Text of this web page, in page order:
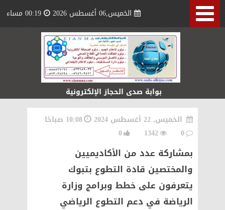
الخميس,06 أغسطس 2026 00:19 مساء
بوابة صدى الحجاز الإلكترونية
الخميس, 22 أغسطس 2024
10:08 صباحًا
0
1342
0
بمشاركة عدد من الأكاديميين
والمختصين قادة التطوع بتبوك
يتعرفون على خطط وبرامج وزارة
الرياضة في دعم التطوع الرياضي